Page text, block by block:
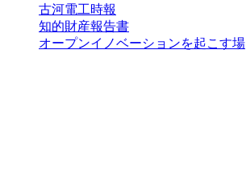
古河電工時報
知的財産報告書
オープンイノベーションを起こす場